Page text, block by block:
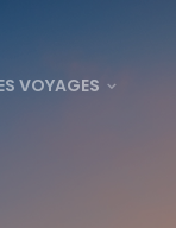
VOYAGES